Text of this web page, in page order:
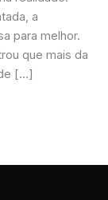
a
para melhor.
que mais da
[…]